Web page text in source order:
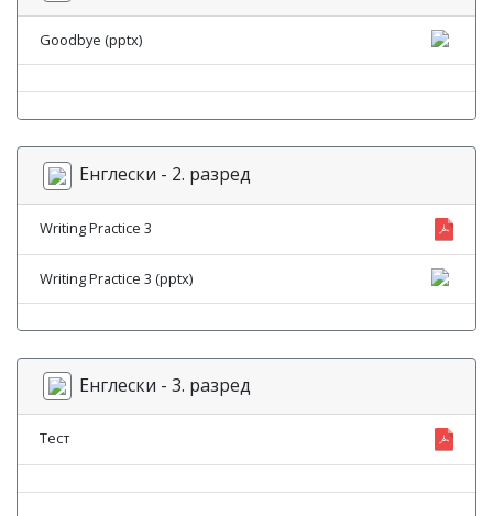
Goodbye (pptx)
Енглески - 2. разред
Writing Practice 3
Writing Practice 3 (pptx)
Енглески - 3. разред
Тест